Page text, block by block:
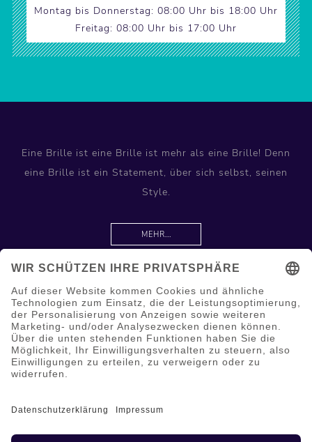
Montag bis Donnerstag: 08:00 Uhr bis 18:00 Uhr
Freitag: 08:00 Uhr bis 17:00 Uhr
Eine Brille ist eine Brille ist mehr als eine Brille! Denn
eine Brille ist ein Statement, über sich selbst, seinen
Style.
MEHR...
Information
Hilfe & Service